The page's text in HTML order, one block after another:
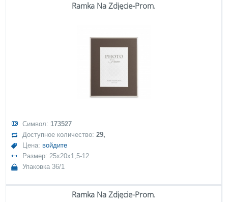
Ramka Na Zdjęcie-Prom.
Символ: 173527
Доступное количество:29,
Цена: войдите
Размер: 25x20x1,5-12
Упаковка 36/1
Ramka Na Zdjęcie-Prom.